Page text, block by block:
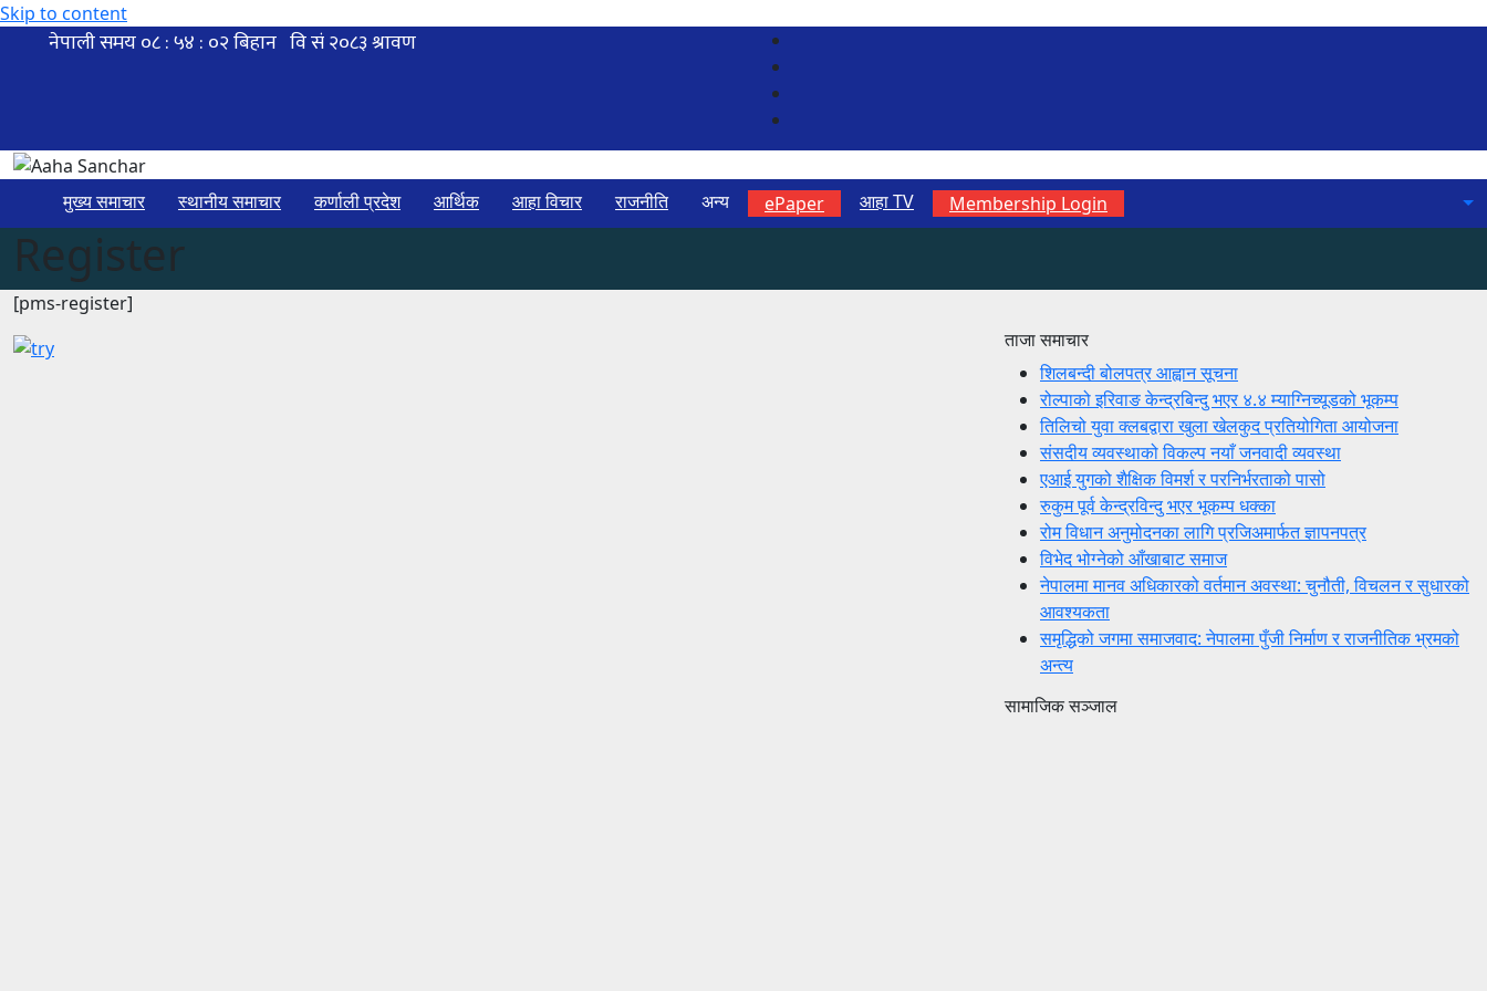
Skip to content
मुख्य समाचार स्थानीय समाचार कर्णाली प्रदेश आर्थिक आहा विचार राजनीति अन्य ePaper आहा TV Membership Login
Register
[pms-register]
ताजा समाचार
शिलबन्दी बोलपत्र आह्वान सूचना
रोल्पाको इरिवाङ केन्द्रबिन्दु भएर ४.४ म्याग्निच्यूडको भूकम्प
तिलिचो युवा क्लबद्वारा खुला खेलकुद प्रतियोगिता आयोजना
संसदीय व्यवस्थाको विकल्प नयाँ जनवादी व्यवस्था
एआई युगको शैक्षिक विमर्श र परनिर्भरताको पासो
रुकुम पूर्व केन्द्रविन्दु भएर भूकम्प धक्का
रोम विधान अनुमोदनका लागि प्रजिअमार्फत ज्ञापनपत्र
विभेद भोग्नेको आँखाबाट समाज
नेपालमा मानव अधिकारको वर्तमान अवस्था: चुनौती, विचलन र सुधारको
आवश्यकता
समृद्धिको जगमा समाजवाद: नेपालमा पुँजी निर्माण र राजनीतिक भ्रमको
अन्त्य
सामाजिक सञ्जाल